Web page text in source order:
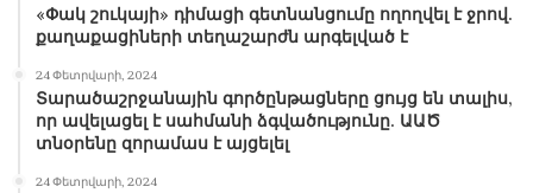
«Փակ շուկայի» դիմացի գետնանցումը ողողվել է ջրով.
քաղաքացիների տեղաշարժն արգելված է
24 Փետրվարի, 2024
Տարածաշրջանային գործընթացները ցույց են տալիս,
որ ավելացել է սահմանի ձգվածությունը. ԱԱԾ
տնօրենը զորամաս է այցելել
24 Փետրվարի, 2024